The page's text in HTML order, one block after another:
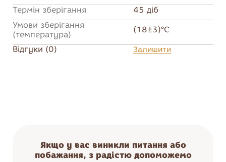
Термін зберігання
45 діб
Умови зберігання
(температура)
(18±3)°C
Відгуки (0) Залишити
Якщо у вас виникли питання або
побажання, з радістю допоможемо